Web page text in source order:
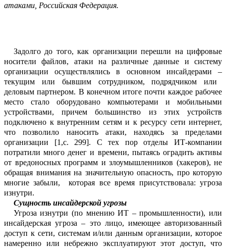
атаками, Российская Федерация.
Задолго до того, как организации перешли на цифровые
носители файлов, атаки на различные данные и систему
организации осуществлялись в основном инсайдерами–
текущим или бывшим сотрудником, подрядчиком или
деловым партнером. В конечном итоге почти каждое рабочее
место стало оборудовано компьютерами и мобильными
устройствами, причем большинство из этих устройств
подключено к внутренним сетям и к ресурсу сети интернет,
что позволило наносить атаки, находясь за пределами
организации [1,с.
299]. С тех пор отделы ИТ-компании
потратили много денег и времени, пытаясь оградить активы
от вредоносных программ и злоумышленников (хакеров), не
обращая внимания на значительную опасность, про которую
многие забыли, которая все время присутствовала: угроза
изнутри.
Сущность инсайдерской угрозы
Угроза изнутри (по мнениюИТ – промышленности), или
инсайдерская угроза– это лицо, имеющее авторизованный
доступ к сети, системам и/или данным организации, которое
намеренно или небрежно эксплуатируют этот доступ, что